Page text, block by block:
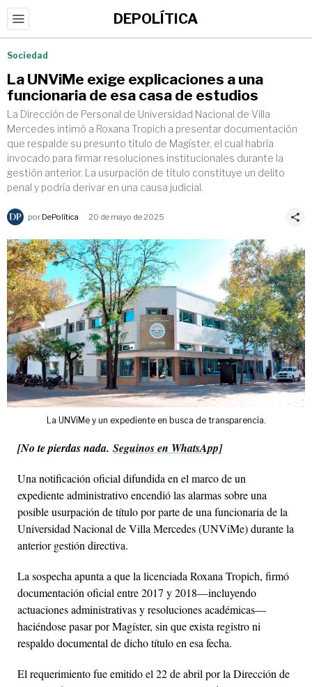
DEPOLÍTICA
Sociedad
La UNViMe exige explicaciones a una
funcionaria de esa casa de estudios
La Dirección de Personal de Universidad Nacional de Villa
Mercedes intimó a Roxana Tropich a presentar documentación
que respalde su presunto título de Magíster, el cual habría
invocado para firmar resoluciones institucionales durante la
gestión anterior. La usurpación de título constituye un delito
penal y podría derivar en una causa judicial.
por DePolítica 20 de mayo de 2025
La UNViMe y un expediente en busca de transparencia.
[No te pierdas nada. Seguinos en WhatsApp]
Una notificación oficial difundida en el marco de un
expediente administrativo encendió las alarmas sobre una
posible usurpación de título por parte de una funcionaria de la
Universidad Nacional de Villa Mercedes (UNViMe) durante la
anterior gestión directiva.
La sospecha apunta a que la licenciada Roxana Tropich, firmó
documentación oficial entre 2017 y 2018—incluyendo
actuaciones administrativas y resoluciones académicas—
haciéndose pasar por Magíster, sin que exista registro ni
respaldo documental de dicho título en esa fecha.
El requerimiento fue emitido el 22 de abril por la Dirección de